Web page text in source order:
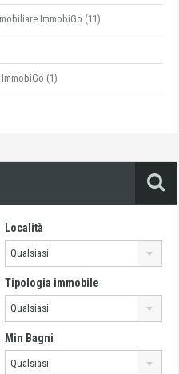
ImmobiGo (11)
(1)
Località
Qualsiasi
Tipologia immobile
Qualsiasi
Min Bagni
Qualsiasi